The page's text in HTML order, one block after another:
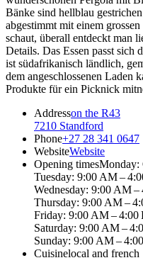
Bänke sind hellblau
abgestimmt mit einem
schaut, überall entdeckt man
Details. Das Essen passt sich
ist südafrikanisch ländlich,
dem angeschlossenen Laden
Produkte für ein Picknick
Addresson the R43
7210 Standford
Phone+27 28 341 0647
WebsiteWebsite
Opening timesMonday:
Tuesday: 9:00 AM –
Wednesday: 9:00 AM –
Thursday: 9:00 AM –
Friday: 9:00 AM – 4:00
Saturday: 9:00 AM –
Sunday: 9:00 AM –
Cuisinelocal and french